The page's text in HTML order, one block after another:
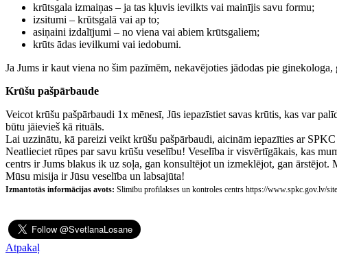
krūtsgala izmaiņas – ja tas kļuvis ievilkts vai mainījis savu formu;
izsitumi – krūtsgalā vai ap to;
asiņaini izdalījumi – no viena vai abiem krūtsgaliem;
krūts ādas ievilkumi vai iedobumi.
Ja Jums ir kaut viena no šim pazīmēm, nekavējoties jādodas pie
Krūšu pašpārbaude
Veicot krūšu pašpārbaudi 1x mēnesī, Jūs iepazīstiet savas krūtis, kas var
būtu jāievieš kā rituāls.
Lai uzzinātu, kā pareizi veikt krūšu pašpārbaudi, aicinām iepazīties ar
Neatlieciet rūpes par savu krūšu veselību! Veselība ir visvērtīgākais, kas
centrs ir Jums blakus ik uz soļa, gan konsultējot un izmeklējot, gan ārstējot.
Mūsu misija ir Jūsu veselība un labsajūta!
Izmantotās informācijas avots: Slimību profilakses un kontroles centrs https://www.spkc.gov.lv/
Atpakaļ